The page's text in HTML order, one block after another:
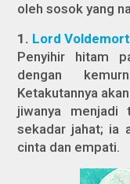
oleh sosok yang
1. Lord Voldemort
Penyihir hitam
dengan
Ketakutannya
jiwanya menjadi
sekadar jahat; ia
cinta dan empati.